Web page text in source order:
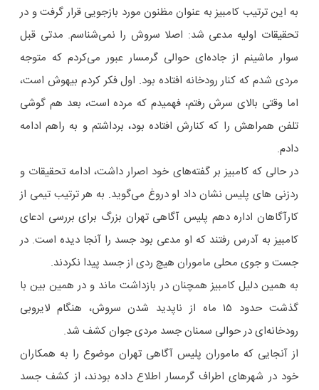
به این ترتیب کامبیز به عنوان مظنون مورد بازجویی قرار گرفت و در
تحقیقات اولیه مدعی شد: اصلا سروش را نمی‌شناسم. مدتی قبل
سوار ماشینم از جاده‌ای حوالی گرمسار عبور می‌کردم که متوجه
مردی شدم که کنار رودخانه افتاده بود. اول فکر کردم بیهوش است،
اما وقتی بالای سرش رفتم، فهمیدم که مرده است، بعد هم گوشی
تلفن همراهش را که کنارش افتاده بود، برداشتم و به راهم ادامه
دادم.
در حالی که کامبیز بر گفته‌های خود اصرار داشت، ادامه تحقیقات و
ردزنی های پلیس نشان داد او دروغ می‌گوید. به هر ترتیب تیمی از
کارآگاهان اداره دهم پلیس آگاهی تهران بزرگ برای بررسی ادعای
کامبیز به آدرس رفتند که او مدعی بود جسد را آنجا دیده است. در
جست و جوی محلی ماموران هیچ ردی از جسد پیدا نکردند.
به همین دلیل کامبیز همچنان در بازداشت ماند و در همین بین با
گذشت حدود ۱۵ ماه از ناپدید شدن سروش، هنگام لایروبی
رودخانه‌ای در حوالی سمنان جسد مردی جوان کشف شد.
از آنجایی که ماموران پلیس آگاهی تهران موضوع را به همکاران
خود در شهرهای اطراف گرمسار اطلاع داده بودند، از کشف جسد